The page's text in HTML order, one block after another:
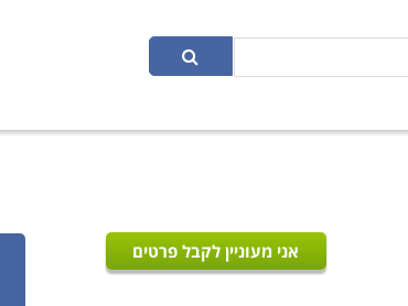
אני מעוניין לקבל פרטים